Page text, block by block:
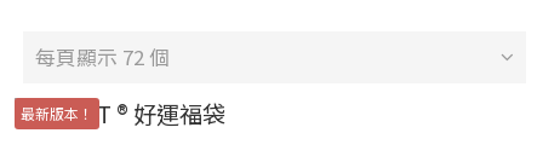
每頁顯示 72 個
最新版本！